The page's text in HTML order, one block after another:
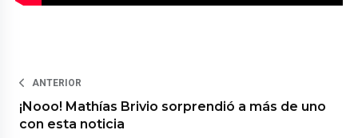
ANTERIOR
¡Nooo! Mathías Brivio sorprendió a más de uno
con esta noticia